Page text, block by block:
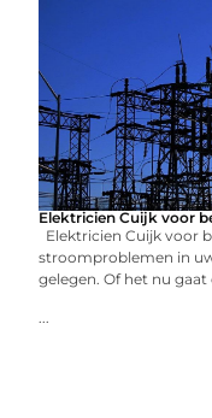
Elektricien Cuijk voor
Elektricien Cuijk voor
stroomproblemen in
gelegen. Of het nu
...